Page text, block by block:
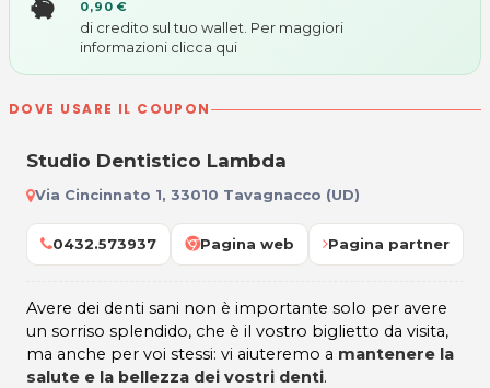
0,90 €
di credito sul tuo wallet. Per maggiori
informazioni clicca qui
DOVE USARE IL COUPON
Studio Dentistico Lambda
Via Cincinnato 1, 33010 Tavagnacco (UD)
0432.573937 Pagina web Pagina partner
Avere dei denti sani non è importante solo per avere
un sorriso splendido, che è il vostro biglietto da visita,
ma anche per voi stessi: vi aiuteremo a mantenere la
salute e la bellezza dei vostri denti.